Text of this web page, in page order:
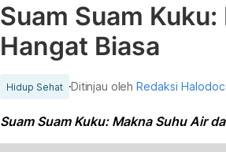
Suam Suam
Hangat Biasa
Hidup Sehat Ditinjau olehRedaksi Halodoc
Suam Suam Kuku: Makna Suhu Air